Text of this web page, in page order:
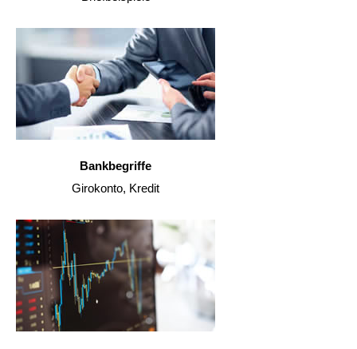
Bankbegriffe
Girokonto, Kredit